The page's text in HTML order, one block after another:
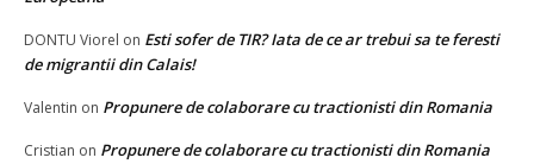
DONTU Viorel on Esti sofer de TIR? Iata de ce ar trebui sa te feresti
de migrantii din Calais!
Valentin on Propunere de colaborare cu tractionisti din Romania
Cristian on Propunere de colaborare cu tractionisti din Romania